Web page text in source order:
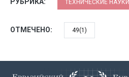
ТЕХНИЧЕСКИЕ НАУКИ
ОТМЕЧЕНО: 49(1)